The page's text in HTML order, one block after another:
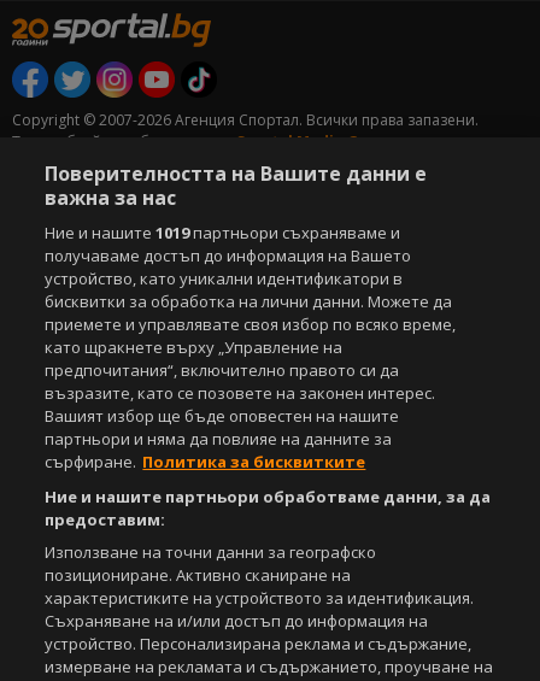
Copyright © 2007-2026 Агенция Спортал. Всички права запазени.
Този уебсайт е собственост на
Sportal Media Group
За нас Екип За рекламa
Общи условия
Управление на предпочитания
Съдържанието на този уеб сайт и технологиите, използвани в него, са
под закрила на Закона за авторското право и сродните му права.
Всички статии, репортажи, интервюта и други текстови, графични и
видео материали, публикувани в сайта, са собственост на Агенция
Спортал, освен ако изрично е посочено друго. Допуска се
публикуване на текстови материали само след писмено съгласие на
Агенция Спортал, посочване на източника и добавяне на линк към
www.sportal.bg. Използването на графични и видео материали,
публикувани в сайта, е строго забранено. Нарушителите ще бъдат
СвалиБЕЗПЛАТНОТО
Android
Powered by:
Поверителността на Вашите данни е
важна за нас
Ние и нашите1019партньори съхраняваме и
получаваме достъп до информация на Вашето
устройство, като уникални идентификатори в
бисквитки за обработка на лични данни. Можете да
приемете и управлявате своя избор по всяко време,
като щракнете върху „Управление на
предпочитания“, включително правото си да
възразите, като се позовете на законен интерес.
Вашият избор ще бъде оповестен на нашите
партньори и няма да повлияе на данните за
сърфиране. Политика за бисквитките
Ние и нашите партньори обработваме данни, за да
предоставим:
Използване на точни данни за географско
позициониране. Активно сканиране на
характеристиките на устройството за идентификация.
Съхраняване на и/или достъп до информация на
устройство. Персонализирана реклама и съдържание,
измерване на рекламата и съдържанието, проучване на